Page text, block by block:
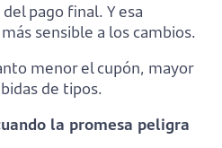
pago final. Y esa
sensible a los cambios.
menor el cupón, mayor
de tipos.
la promesa peligra